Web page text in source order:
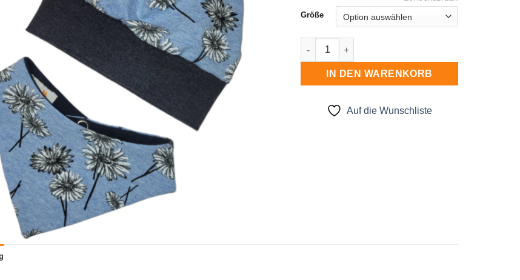
Größe
Mützenset Menge
IN DEN WARENKORB
Auf die Wunschliste